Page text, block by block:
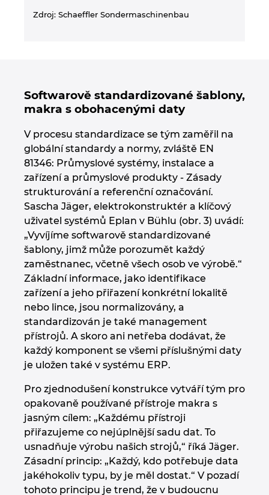
Zdroj: Schaeffler Sondermaschinenbau
Softwarově standardizované šablony,
makra s obohacenými daty
V procesu standardizace se tým zaměřil na
globální standardy a normy, zvláště EN
81346: Průmyslové systémy, instalace a
zařízení a průmyslové produkty - Zásady
strukturování a referenční označování.
Sascha Jäger, elektrokonstruktér a klíčový
uživatel systémů Eplan v Bühlu (obr. 3) uvádí:
„Vyvíjíme softwarově standardizované
šablony, jimž může porozumět každý
zaměstnanec, včetně všech osob ve výrobě.“
Základní informace, jako identifikace
zařízení a jeho přiřazení konkrétní lokalitě
nebo lince, jsou normalizovány, a
standardizován je také management
přístrojů. A skoro ani netřeba dodávat, že
každý komponent se všemi příslušnými daty
je uložen také v systému ERP.
Pro zjednodušení konstrukce vytváří tým pro
opakovaně používané přístroje makra s
jasným cílem: „Každému přístroji
přiřazujeme co nejúplnější sadu dat. To
usnadňuje výrobu našich strojů,“ říká Jäger.
Zásadní princip: „Každý, kdo potřebuje data
jakéhokoliv typu, by je měl dostat.“ V pozadí
tohoto principu je trend, že v budoucnu